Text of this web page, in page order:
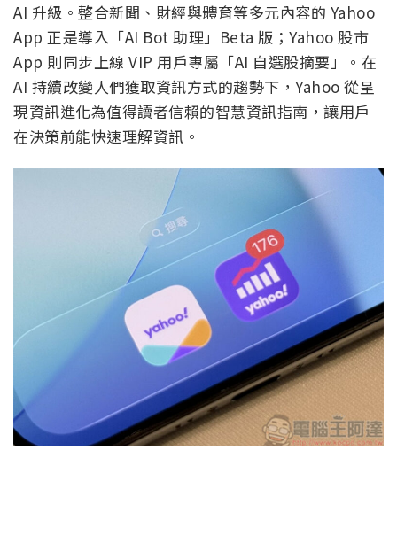
AI 升級。整合新聞、財經與體育等多元內容的 Yahoo
App 正是導入「AI Bot 助理」Beta 版；Yahoo 股市
App 則同步上線 VIP 用戶專屬「AI 自選股摘要」。在
AI 持續改變人們獲取資訊方式的趨勢下，Yahoo 從呈
現資訊進化為值得讀者信賴的智慧資訊指南，讓用戶
在決策前能快速理解資訊。